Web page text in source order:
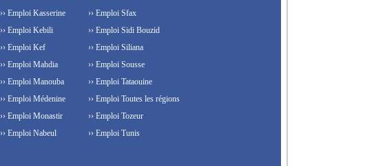
›› Emploi Kasserine
›› Emploi Kebili
›› Emploi Kef
›› Emploi Mahdia
›› Emploi Manouba
›› Emploi Médenine
›› Emploi Monastir
›› Emploi Nabeul
›› Emploi Sfax
›› Emploi Sidi Bouzid
›› Emploi Siliana
›› Emploi Sousse
›› Emploi Tataouine
›› Emploi Toutes les régions
›› Emploi Tozeur
›› Emploi Tunis